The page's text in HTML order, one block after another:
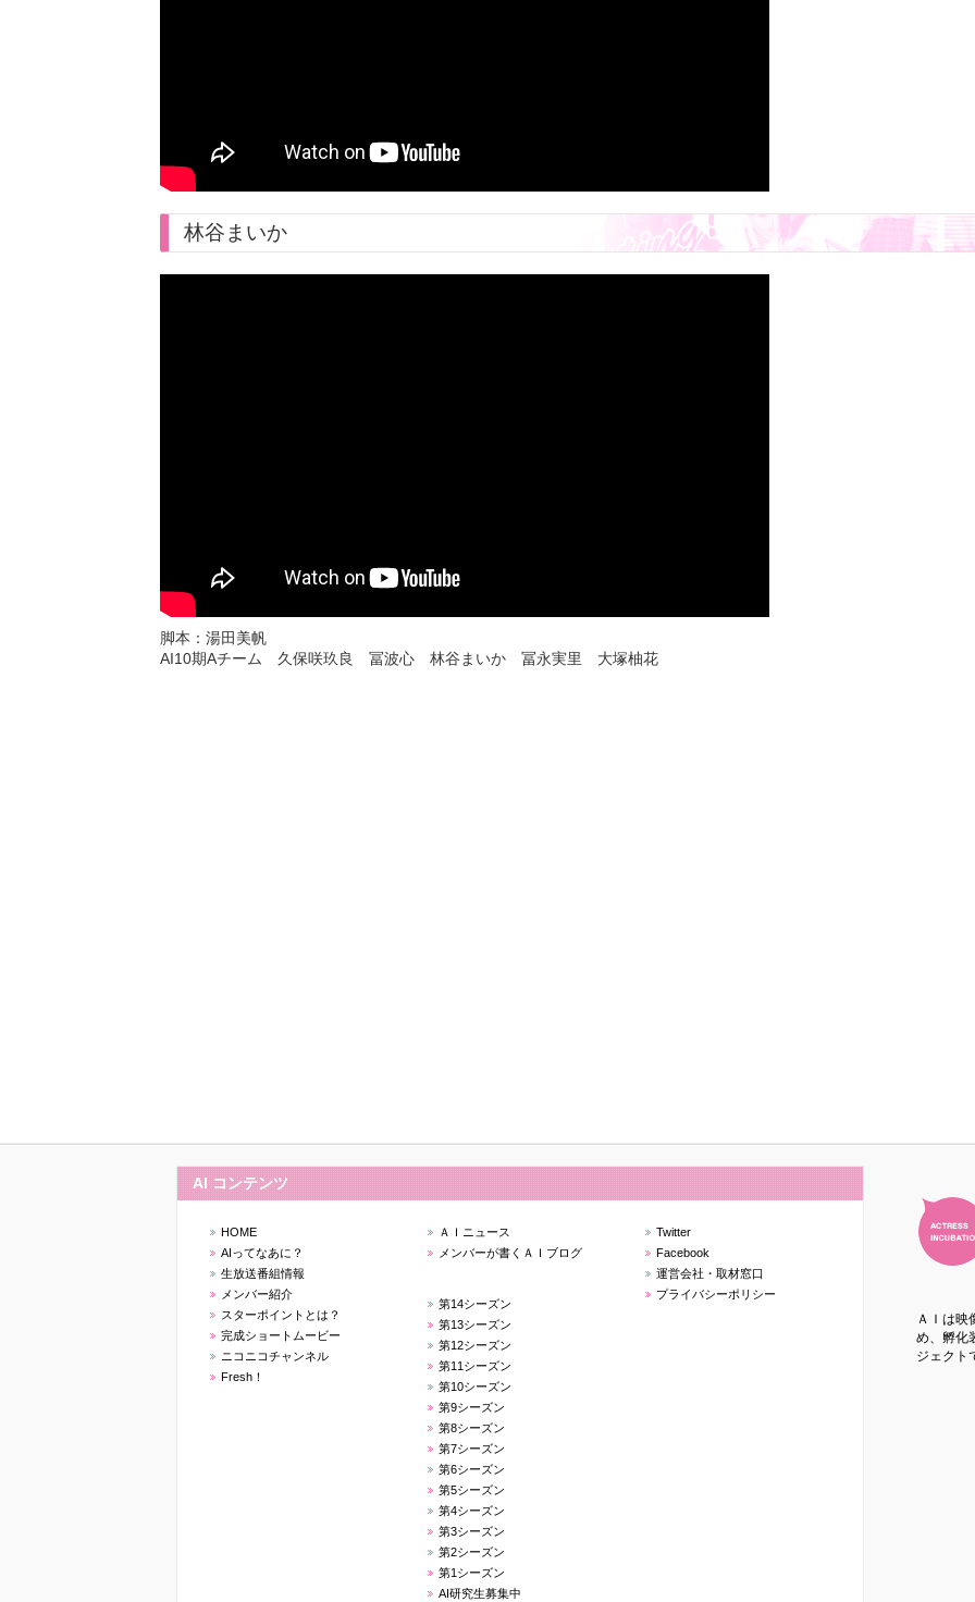
林谷まいか
脚本：湯田美帆
AI10期Aチーム 久保咲玖良 冨波心 林谷まいか 冨永実里 大塚柚花
AI コンテンツ
HOME
AIってなあに？
生放送番組情報
メンバー紹介
スターポイントとは？
完成ショートムービー
ニコニコチャンネル
Fresh！
ＡＩニュース
メンバーが書くＡＩブログ
第14シーズン
第13シーズン
第12シーズン
第11シーズン
第10シーズン
第9シーズン
第8シーズン
第7シーズン
第6シーズン
第5シーズン
第4シーズン
第3シーズン
第2シーズン
第1シーズン
AI研究生募集中
Twitter
Facebook
運営会社・取材窓口
プライバシーポリシー
ＡＩは映
め、孵化
ジェクト